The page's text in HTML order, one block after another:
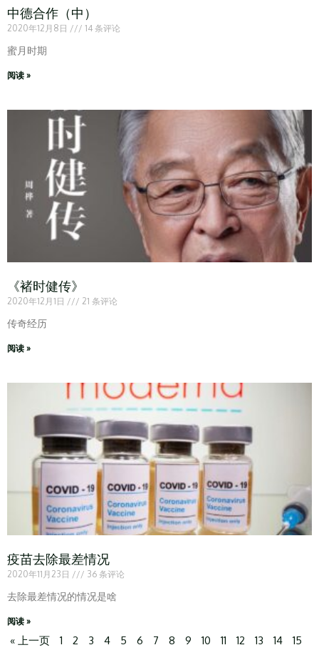
中德合作（中）
2020年12月8日 14 条评论
蜜月时期
阅读 »
《褚时健传》
2020年12月1日 21 条评论
传奇经历
阅读 »
疫苗去除最差情况
2020年11月23日 36 条评论
去除最差情况的情况是啥
阅读 »
« 上一页 1 2 3 4 5 6 7 8 9 10 11 12 13 14 15